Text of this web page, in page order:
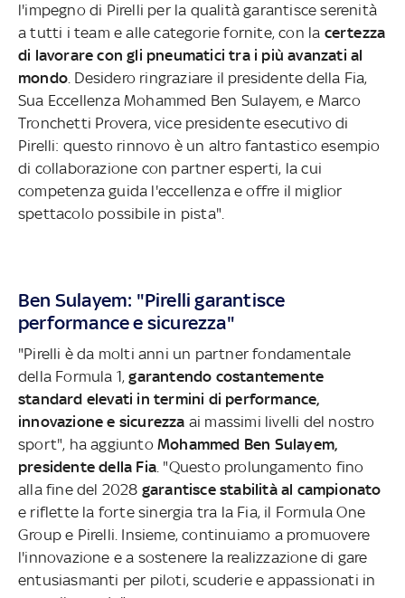
l'impegno di Pirelli per la qualità garantisce serenità
a tutti i team e alle categorie fornite, con la certezza
di lavorare con gli pneumatici tra i più avanzati al
mondo . Desidero ringraziare il presidente della Fia,
Sua Eccellenza Mohammed Ben Sulayem, e Marco
Tronchetti Provera, vice presidente esecutivo di
Pirelli: questo rinnovo è un altro fantastico esempio
di collaborazione con partner esperti, la cui
competenza guida l'eccellenza e offre il miglior
spettacolo possibile in pista".
Ben Sulayem: "Pirelli garantisce
performance e sicurezza"
"Pirelli è da molti anni un partner fondamentale
della Formula 1,garantendo costantemente
standard elevati in termini di performance,
innovazione e sicurezza ai massimi livelli del nostro
sport", ha aggiunto Mohammed Ben Sulayem,
presidente della Fia . "Questo prolungamento fino
alla fine del 2028 garantisce stabilità al campionato
e riflette la forte sinergia tra la Fia, il Formula One
Group e Pirelli. Insieme, continuiamo a promuovere
l'innovazione e a sostenere la realizzazione di gare
entusiasmanti per piloti, scuderie e appassionati in